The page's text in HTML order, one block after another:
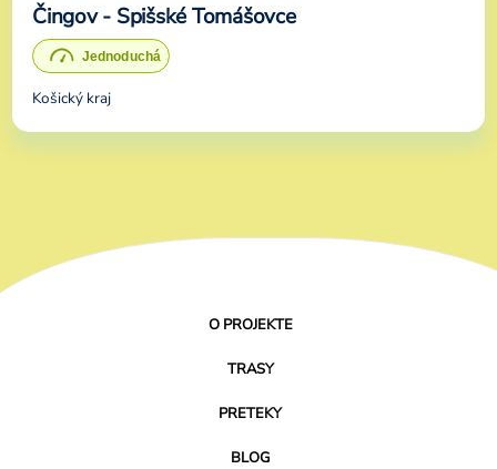
Čingov - Spišské Tomášovce
Košický kraj
O PROJEKTE
TRASY
PRETEKY
BLOG